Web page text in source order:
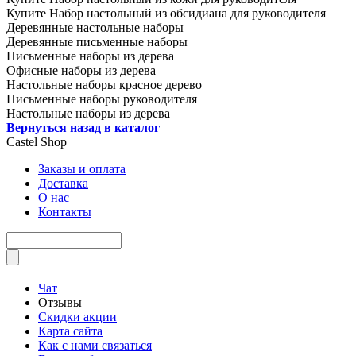
Купите Набор настольный из обсидиана для руководителя
Деревянные настольные наборы
Деревянные письменные наборы
Письменные наборы из дерева
Офисные наборы из дерева
Настольные наборы красное дерево
Письменные наборы руководителя
Настольные наборы из дерева
Вернуться назад в каталог
Castel Shop
Заказы и оплата
Доставка
О нас
Контакты
Чат
Отзывы
Скидки акции
Карта сайта
Как с нами связаться